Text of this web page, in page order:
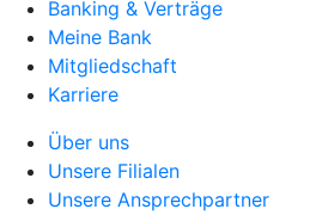
Banking & Verträge
Meine Bank
Mitgliedschaft
Karriere
Über uns
Unsere Filialen
Unsere Ansprechpartner